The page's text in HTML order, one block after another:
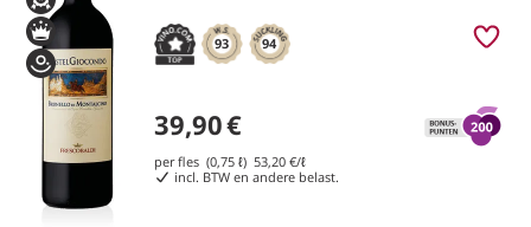
93 94
39,90€
per fles (0,75 ℓ) 53,20 €/ℓ
incl. BTW en andere belast.